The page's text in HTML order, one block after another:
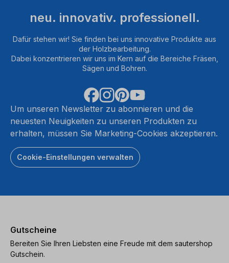
neu. innovativ. professionell.
Dafür stehen wir! Sie finden bei uns innovative Produkte aus
der Holzbearbeitung.
Dabei konzentrieren wir uns im Kern auf die Bereiche Fräsen,
Sägen und Bohren.
Um unseren Newsletter zu abonnieren und die
neuesten Neuigkeiten zu unseren Produkten zu
erhalten, müssen Sie Marketing-Cookies akzeptieren.
Cookie-Einstellungen verwalten
Gutscheine
Bereiten Sie Ihren Liebsten eine Freude mit dem sautershop
Gutschein.